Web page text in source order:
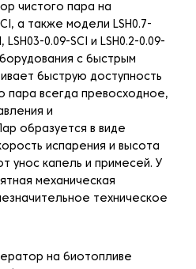
чистого пара на
а также модели LSH0.7-
LSH03-0.09-SCI и LSH0.2-0.09-
с быстрым
быструю доступность
пара всегда превосходное,
и
образуется в виде
испарения и высота
унос капель и примесей. У
механическая
техническое
на биотопливе